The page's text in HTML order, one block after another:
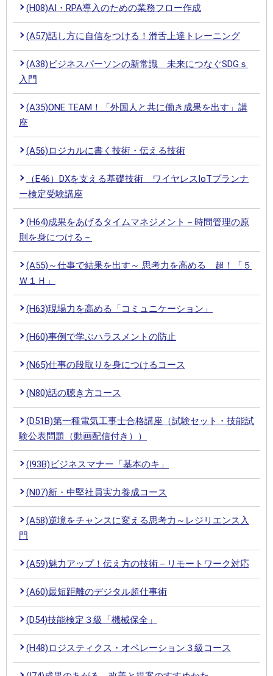
(H08)AI・RPA導入のための業務フロー作成
(A57)話し方に自信をつける！滑舌上達トレーニング
(A38)ビジネスパーソンの新常識 未来につなぐSDGｓ
入門
(A35)ONE TEAM！「外国人と共に働き成果を出す」講
座
(A56)ロジカルに書く技術・伝える技術
（E46）DXを支える基礎技術 ワイヤレスIoTプランナ
ー検定受験講座
(H64)成果をあげるタイムマネジメント－時間管理の原
則を身につける－
(A55)～仕事で結果を出す～ 思考力を高める 超！「５
Ｗ１Ｈ」
(H63)現場力を高める「コミュニケーション」
(H60)事例で学ぶハラスメントの防止
(N65)仕事の段取りを身につけるコース
(N80)話の聴き方コース
(D51B)第一種電気工事士合格講座（試験セット・技能試
験公表問題（動画配信付き））
(I93B)ビジネスマナー「基本のキ」
(N07)新・中堅社員実力養成コース
(A58)逆境をチャンスに変える思考力～レジリエンス入
門
(A59)魅力アップ！伝え方の技術－リモートワーク対応
(A60)最短距離のデジタル超仕事術
(D54)技能検定３級「機械保全」
(H48)ロジスティクス・オペレーション３級コース